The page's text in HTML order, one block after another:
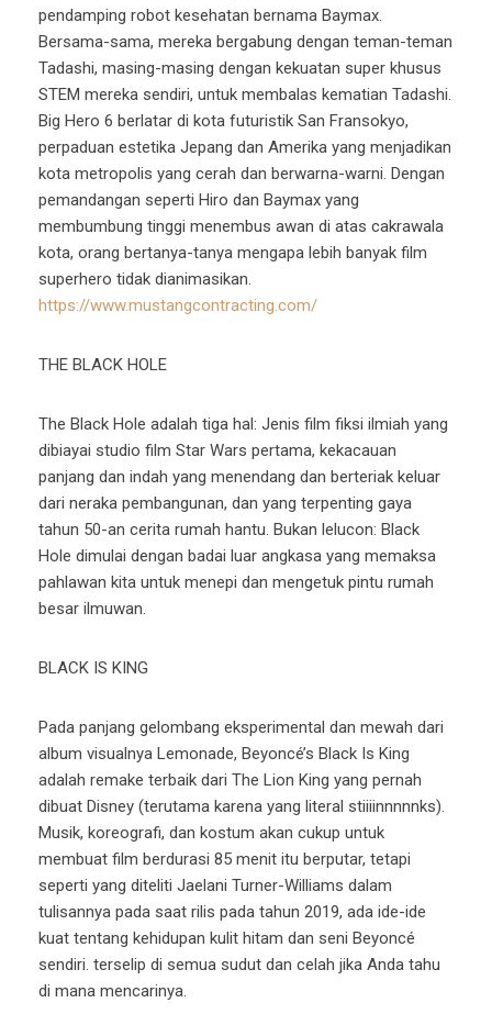
pendamping robot kesehatan bernama Baymax.
Bersama-sama, mereka bergabung dengan teman-teman
Tadashi, masing-masing dengan kekuatan super khusus
STEM mereka sendiri, untuk membalas kematian Tadashi.
Big Hero 6 berlatar di kota futuristik San Fransokyo,
perpaduan estetika Jepang dan Amerika yang menjadikan
kota metropolis yang cerah dan berwarna-warni. Dengan
pemandangan seperti Hiro dan Baymax yang
membumbung tinggi menembus awan di atas cakrawala
kota, orang bertanya-tanya mengapa lebih banyak film
superhero tidak dianimasikan.
https://www.mustangcontracting.com/
THE BLACK HOLE
The Black Hole adalah tiga hal: Jenis film fiksi ilmiah yang
dibiayai studio film Star Wars pertama, kekacauan
panjang dan indah yang menendang dan berteriak keluar
dari neraka pembangunan, dan yang terpenting gaya
tahun 50-an cerita rumah hantu. Bukan lelucon: Black
Hole dimulai dengan badai luar angkasa yang memaksa
pahlawan kita untuk menepi dan mengetuk pintu rumah
besar ilmuwan.
BLACK IS KING
Pada panjang gelombang eksperimental dan mewah dari
album visualnya Lemonade, Beyoncé’s Black Is King
adalah remake terbaik dari The Lion King yang pernah
dibuat Disney (terutama karena yang literal stiiiinnnnnks).
Musik, koreografi, dan kostum akan cukup untuk
membuat film berdurasi 85 menit itu berputar, tetapi
seperti yang diteliti Jaelani Turner-Williams dalam
tulisannya pada saat rilis pada tahun 2019, ada ide-ide
kuat tentang kehidupan kulit hitam dan seni Beyoncé
sendiri. terselip di semua sudut dan celah jika Anda tahu
di mana mencarinya.